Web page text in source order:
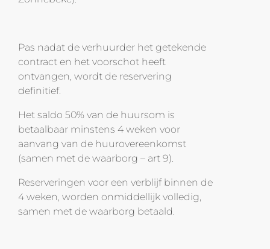
Pas nadat de verhuurder het getekende
contract en het voorschot heeft
ontvangen, wordt de reservering
definitief.
Het saldo 50% van de huursom is
betaalbaar minstens 4 weken voor
aanvang van de huurovereenkomst
(samen met de waarborg – art 9).
Reserveringen voor een verblijf binnen de
4 weken, worden onmiddellijk volledig,
samen met de waarborg betaald.